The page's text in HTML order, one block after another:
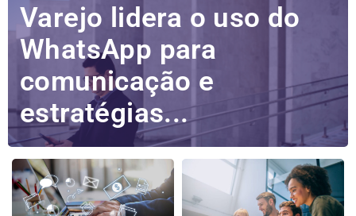
Varejo lidera o uso do
WhatsApp para
comunicação e
estratégias...